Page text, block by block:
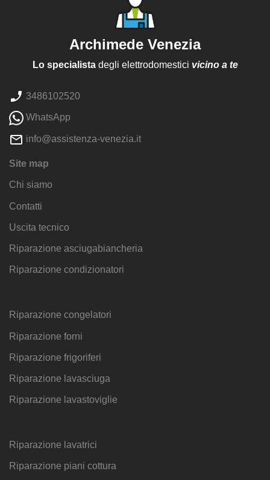
Archimede Venezia
Lo specialistadegli elettrodomestici vicino a te
3486102520
WhatsApp
info@assistenza-venezia.it
Site map
Chi siamo
Contatti
Uscita tecnico
Riparazione asciugabiancheria
Riparazione condizionatori
Riparazione congelatori
Riparazione forni
Riparazione frigoriferi
Riparazione lavasciuga
Riparazione lavastoviglie
Riparazione lavatrici
Riparazione piani cottura